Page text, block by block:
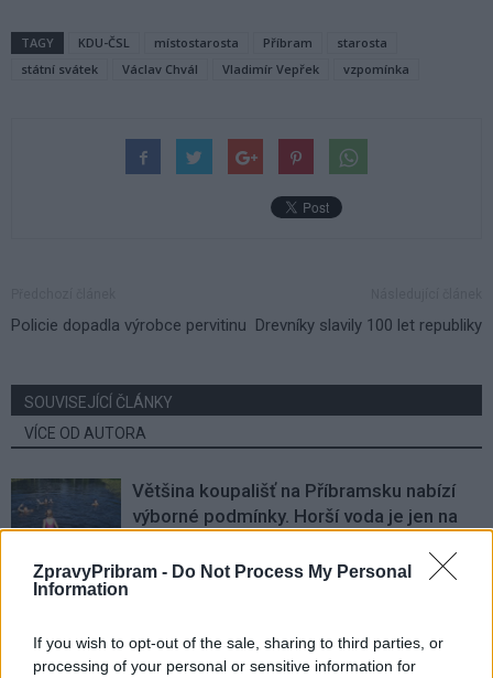
ZpravyPribram - Do Not Process My Personal
Information
If you wish to opt-out of the sale, sharing to third parties, or
processing of your personal or sensitive information for
TAGY KDU-ČSL místostarosta Příbram
starosta
státní svátek
Václav Chvál Vladimír Vepřek vzpomínka
Policie dopadla výrobce pervitinu Drevníky slavily 100 let republiky
SOUVISEJÍCÍ ČLÁNKY
VÍCE OD AUTORA
Většina koupališť na Příbramsku nabízí
výborné podmínky. Horší voda je jen na
Zpravodajství